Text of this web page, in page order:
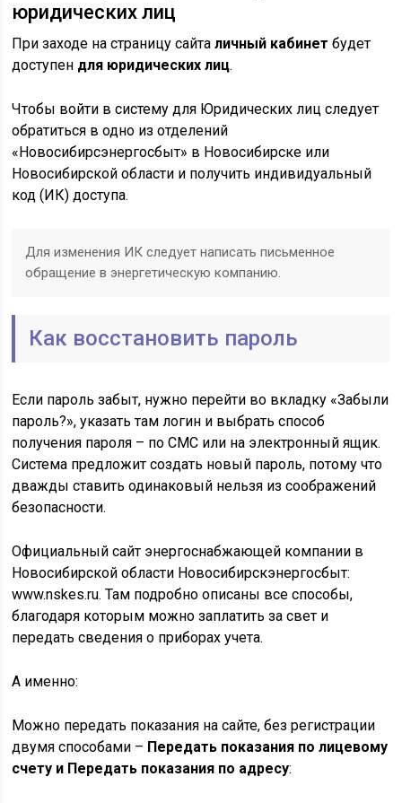
юридических лиц
При заходе на страницу сайталичный кабинет будет
доступен для юридических лиц.
Чтобы войти в систему для Юридических лиц следует
обратиться в одно из отделений
«Новосибирсэнергосбыт» в Новосибирске или
Новосибирской области и получить индивидуальный
код (ИК) доступа.
Для изменения ИК следует написать письменное
обращение в энергетическую компанию.
Как восстановить пароль
Если пароль забыт, нужно перейти во вкладку «Забыли
пароль?», указать там логин и выбрать способ
получения пароля – по СМС или на электронный ящик.
Система предложит создать новый пароль, потому что
дважды ставить одинаковый нельзя из соображений
безопасности.
Официальный сайт энергоснабжающей компании в
Новосибирской области Новосибирскэнергосбыт:
www.nskes.ru. Там подробно описаны все способы,
благодаря которым можно заплатить за свет и
передать сведения о приборах учета.
А именно:
Можно передать показания на сайте, без регистрации
двумя способами – Передать показания по лицевому
счету и Передать показания по адресу: